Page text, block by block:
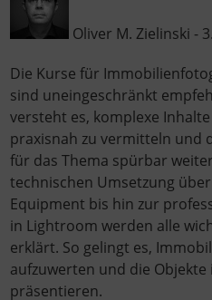
Oliver M. Zielinski -
Die Kurse für
sind uneingeschränkt
versteht es, komplexe
praxisnah zu vermitteln und
für das Thema spürbar
technischen Umsetzung
Equipment bis hin zur
in Lightroom werden alle
erklärt. So gelingt es,
aufzuwerten und die
präsentieren.